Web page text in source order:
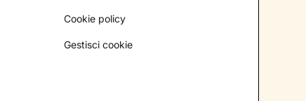
Cookie policy
Gestisci cookie